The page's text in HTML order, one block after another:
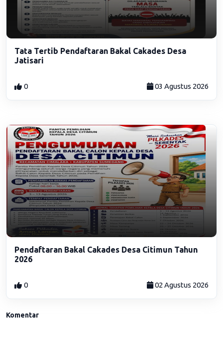
Tata Tertib Pendaftaran Bakal Cakades Desa
Jatisari
0 03 Agustus 2026
Pendaftaran Bakal Cakades Desa Citimun Tahun
2026
0 02 Agustus 2026
Komentar